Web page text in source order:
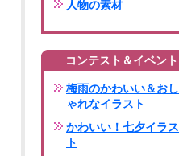
人物の素材
コンテスト＆イベント
梅雨のかわいい＆おし
ゃれなイラスト
かわいい！七夕イラス
ト